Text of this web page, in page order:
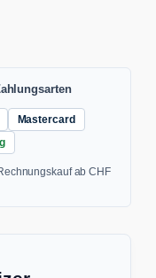
Mastercard
ab CHF